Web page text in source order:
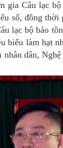
gia Câu lạc bộ
số, đồng
lạc bộ bảo
biểu làm hạt
dân,